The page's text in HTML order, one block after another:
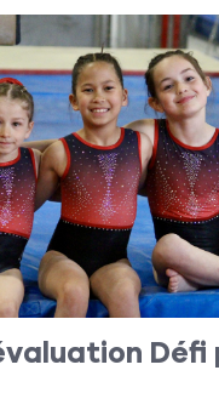
Défi